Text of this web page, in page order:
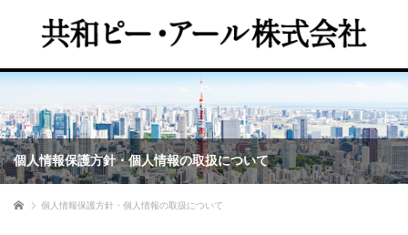
個人情報保護方針・個人情報の取扱について
ホーム 個人情報保護方針・個人情報の取扱について